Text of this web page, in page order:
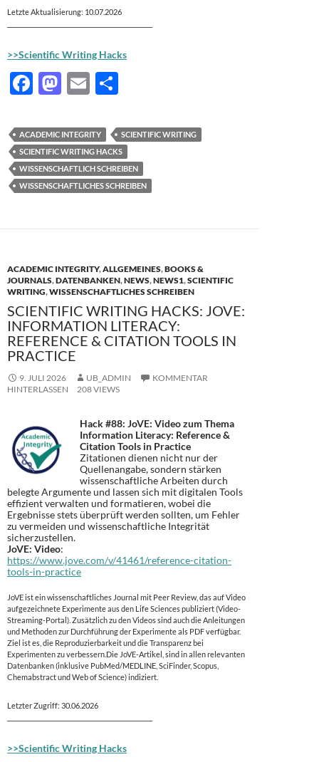
Letzte Aktualisierung: 10.07.2026
>>Scientific Writing Hacks
F
e
b
o
o
M
to
d
o
n
E
ail le
n
ACADEMIC INTEGRITY
SCIENTIFIC WRITING
SCIENTIFIC WRITING HACKS
WISSENSCHAFTLICH SCHREIBEN
WISSENSCHAFTLICHES SCHREIBEN
ACADEMIC INTEGRITY,ALLGEMEINES,BOOKS &
JOURNALS,DATENBANKEN,NEWS,NEWS1,SCIENTIFIC
WRITING,WISSENSCHAFTLICHES SCHREIBEN
SCIENTIFIC WRITING HACKS: JOVE:
INFORMATION LITERACY:
REFERENCE & CITATION TOOLS IN
PRACTICE
9. JULI 2026 UB_ADMIN
KOMMENTAR
HINTERLASSEN
208 VIEWS
Hack #88: JoVE: Video zum Thema
Information Literacy: Reference &
Citation Tools in Practice
Zitationen dienen nicht nur der
Quellenangabe, sondern stärken
wissenschaftliche Arbeiten durch
belegte Argumente und lassen sich mit digitalen Tools
effizient verwalten und formatieren, wobei die
Ergebnisse stets überprüft werden sollten, um Fehler
zu vermeiden und wissenschaftliche Integrität
sicherzustellen.
JoVE: Video:
https://www.jove.com/v/41461/reference-citation-
tools-in-practice
JoVE ist ein wissenschaftliches Journal mit Peer Review, das auf Video
aufgezeichnete Experimente aus den Life Sciences publiziert (Video-
Streaming-Portal). Zusätzlich zu den Videos sind auch die Anleitungen
und Methoden zur Durchführung der Experimente als PDF verfügbar.
Ziel ist es, die Reproduzierbarkeit und die Transparenz bei
Experimenten zu verbessern.Die JoVE-Artikel, sind in allen relevanten
Datenbanken (inklusive PubMed/MEDLINE, SciFinder, Scopus,
Chemabstract und Web of Science) indiziert.
Letzter Zugriff: 30.06.2026
>>Scientific Writing Hacks